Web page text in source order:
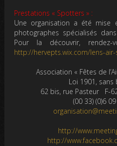
Prestations « Spotters » :
Une organisation a été mise
photographes spécialisés
Pour la découvrir,
http://hervepts.wix.com/lens-
Association « Fêtes de
Loi 1901,
62 bis, rue Pasteur F-
(00 33) (0)6
http://
http://